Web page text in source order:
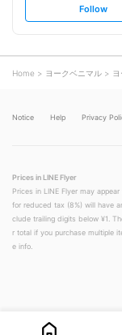
s
t
o
w
Follow
Home ヨークベニマル
Notice Help Privacy
Prices in LINE Flyer
Prices in LINE Flyer may
for reduced tax (8%) will have
clude trailing digits below ¥1.
r total if you purchase multiple
e info.